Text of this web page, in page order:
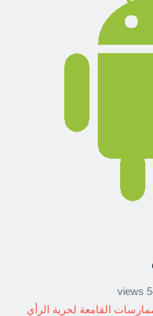
القامعة لحرية الرأي